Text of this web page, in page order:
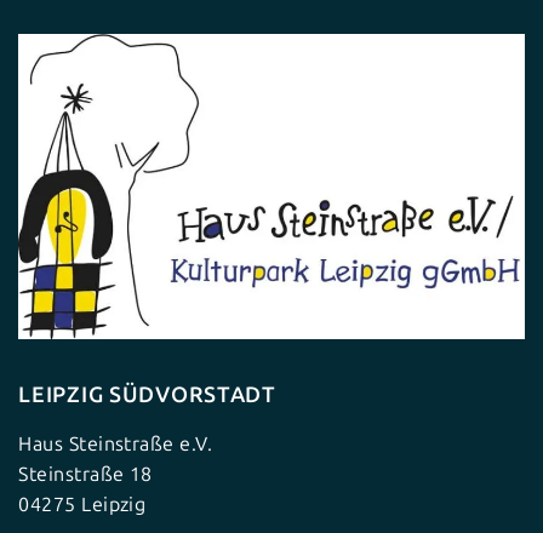
LEIPZIG SÜDVORSTADT
Haus Steinstraße e.V.
Steinstraße 18
04275 Leipzig